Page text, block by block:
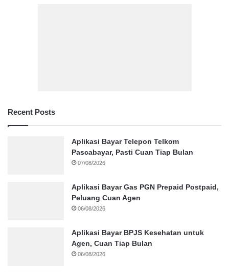
Recent Posts
Aplikasi Bayar Telepon Telkom
Pascabayar, Pasti Cuan Tiap Bulan
07/08/2026
Aplikasi Bayar Gas PGN Prepaid Postpaid,
Peluang Cuan Agen
06/08/2026
Aplikasi Bayar BPJS Kesehatan untuk
Agen, Cuan Tiap Bulan
06/08/2026